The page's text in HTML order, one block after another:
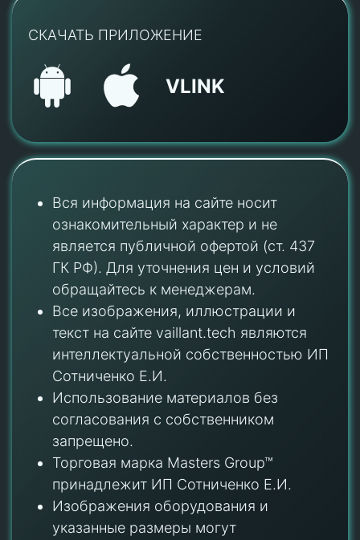
СКАЧАТЬ ПРИЛОЖЕНИЕ
VLINK
Вся информация на сайте носит
ознакомительный характер и не
является публичной офертой (ст. 437
ГК РФ). Для уточнения цен и условий
обращайтесь к менеджерам.
Все изображения, иллюстрации и
текст на сайте vaillant.tech являются
интеллектуальной собственностью ИП
Сотниченко Е.И.
Использование материалов без
согласования с собственником
запрещено.
Торговая марка Masters Group™
принадлежит ИП Сотниченко Е.И.
Изображения оборудования и
указанные размеры могут